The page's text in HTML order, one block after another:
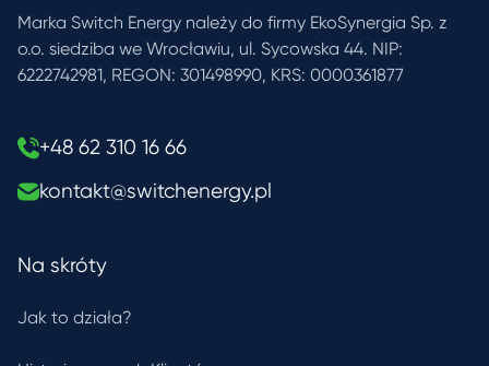
Marka Switch Energy należy do firmy EkoSynergia Sp. z
o.o. siedziba we Wrocławiu, ul. Sycowska 44. NIP:
6222742981, REGON: 301498990, KRS: 0000361877
+48 62 310 16 66
kontakt@switchenergy.pl
Na skróty
Jak to działa?